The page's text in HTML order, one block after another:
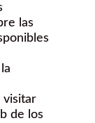
las
visitar
de los